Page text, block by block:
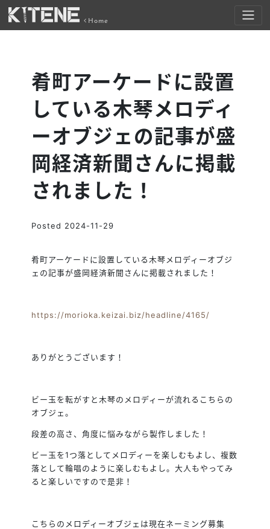
Home
肴町アーケードに設置
している木琴メロディ
ーオブジェの記事が盛
岡経済新聞さんに掲載
されました！
Posted 2024-11-29
肴町アーケードに設置している木琴メロディーオブジ
ェの記事が盛岡経済新聞さんに掲載されました！
https://morioka.keizai.biz/headline/4165/
ありがとうございます！
ビー玉を転がすと木琴のメロディーが流れるこちらの
オブジェ。
段差の高さ、角度に悩みながら製作しました！
ビー玉を1つ落としてメロディーを楽しむもよし、複数
落として輪唱のように楽しむもよし。大人もやってみ
ると楽しいですので是非！
こちらのメロディーオブジェは現在ネーミング募集